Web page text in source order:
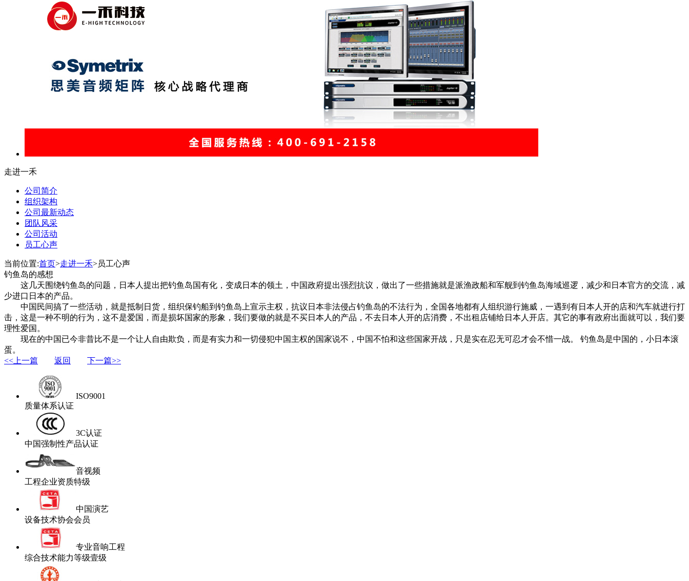
走进一禾
公司简介
组织架构
公司最新动态
团队风采
公司活动
员工心声
当前位置:首页>走进一禾>员工心声
钓鱼岛的感想
这几天围绕钓鱼岛的问题，日本人提出把钓鱼岛国有化，变成日本的领土，中国政府提出强烈抗议，做出了一些措施就是派渔政船和军舰到钓鱼岛海域巡逻，减少和日本官方的交流，减
少进口日本的产品。
中国民间搞了一些活动，就是抵制日货，组织保钓船到钓鱼岛上宣示主权，抗议日本非法侵占钓鱼岛的不法行为，全国各地都有人组织游行施威，一遇到有日本人开的店和汽车就进行打
击，这是一种不明的行为，这不是爱国，而是损坏国家的形象，我们要做的就是不买日本人的产品，不去日本人开的店消费，不出租店铺给日本人开店。其它的事有政府出面就可以，我们要
理性爱国。
现在的中国已今非昔比不是一个让人自由欺负，而是有实力和一切侵犯中国主权的国家说不，中国不怕和这些国家开战，只是实在忍无可忍才会不惜一战。 钓鱼岛是中国的，小日本滚
蛋。
<<上一篇
返回 下一篇>>
ISO9001
质量体系认证
3C认证
中国强制性产品认证
音视频
工程企业资质特级
中国演艺
设备技术协会会员
专业音响工程
综合技术能力等级壹级